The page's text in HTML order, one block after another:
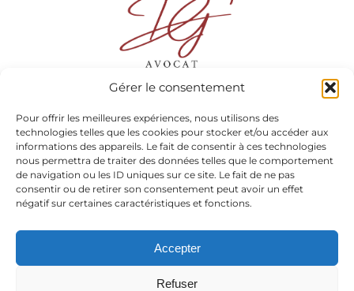
Gérer le consentement
Pour offrir les meilleures expériences, nous utilisons des
technologies telles que les cookies pour stocker et/ou accéder aux
informations des appareils. Le fait de consentir à ces technologies
nous permettra de traiter des données telles que le comportement
de navigation ou les ID uniques sur ce site. Le fait de ne pas
consentir ou de retirer son consentement peut avoir un effet
négatif sur certaines caractéristiques et fonctions.
Accepter
Refuser
Maître Mélodie DUMONT-GONIN
13 rue Docteur André Chaix, 38300 BOURGOIN-JALLIEU
20 avenue Alsace Lorraine 38000 GRENOBLE.
06 15 98 22 24